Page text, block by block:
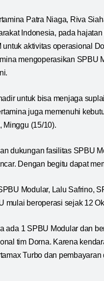
Patra Niaga, Riva
Indonesia, pada
untuk aktivitas operasional
mengoperasikan SPBU
untuk bisa menjaga
juga memenuhi
Minggu (15/10).
dukungan fasilitas SPBU
Dengan begitu dapat
Modular, Lalu Safrino,
mulai beroperasi sejak 12
ada 1 SPBU Modular dan
tim Dorna. Karena
Turbo dan